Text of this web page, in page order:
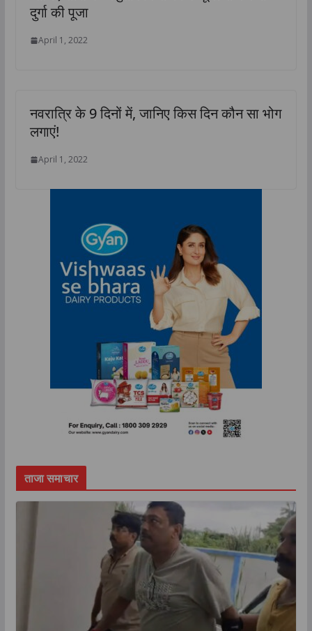
दुर्गा की पूजा
April 1, 2022
नवरात्रि के 9 दिनों में, जानिए किस दिन कौन सा भोग
लगाएं!
April 1, 2022
ताजा समाचार